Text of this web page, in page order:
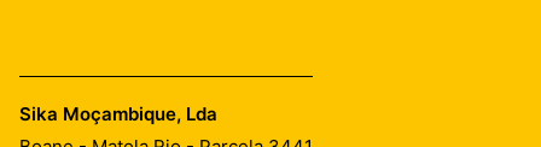
Sika Moçambique, Lda